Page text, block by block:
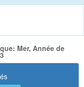
Mer, Année de